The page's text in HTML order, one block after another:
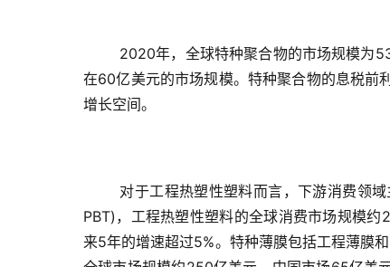
2020年，全球特种聚合物的市场规模为
在60亿美元的市场规模。特种聚合物的息税前
增长空间。
对于工程热塑性塑料而言，下游消费领
PBT)，工程热塑性塑料的全球消费市场规模
来5年的增速超过5%。特种薄膜包括工程薄膜